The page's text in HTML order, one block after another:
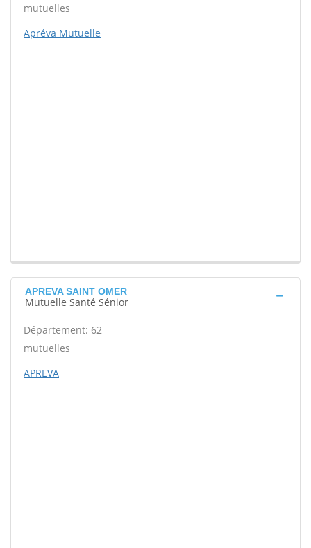
mutuelles
Apréva Mutuelle
APREVA SAINT OMER
Mutuelle Santé Sénior
Département: 62
mutuelles
APREVA